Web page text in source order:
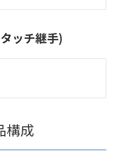
ッチ継手)
構成